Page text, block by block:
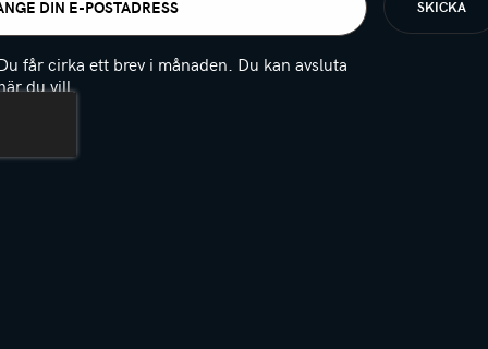
får cirka ett brev i månaden. Du kan avsluta
du vill.